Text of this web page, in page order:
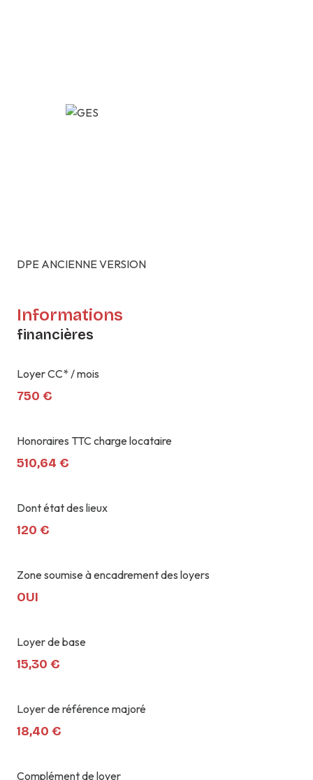
DPE ANCIENNE VERSION
Informations
financières
Loyer CC* / mois
750 €
Honoraires TTC charge locataire
510,64 €
Dont état des lieux
120 €
Zone soumise à encadrement des loyers
OUI
Loyer de base
15,30 €
Loyer de référence majoré
18,40 €
Complément de loyer